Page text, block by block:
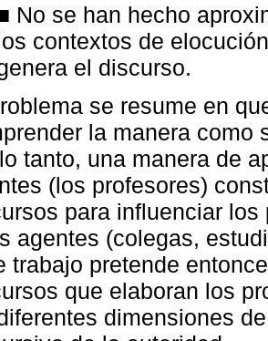
No se han hecho
contextos de
el discurso.
se resume en
la manera como
tanto, una manera de
(los profesores)
para influenciar
agentes (colegas,
trabajo pretende
que elaboran los
dimensiones